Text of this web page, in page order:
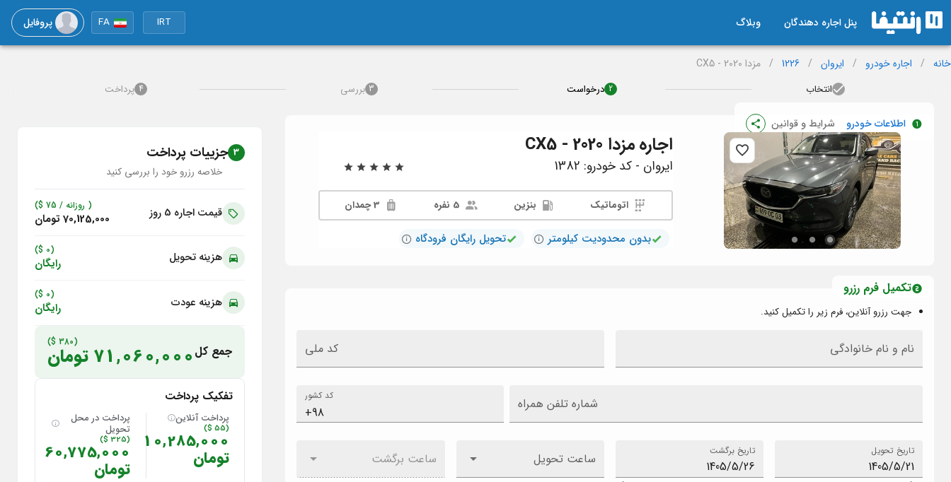
پنل اجاره دهندگان وبلاگ IRT
FA پروفایل
خانه / اجاره خودرو / ایروان /
1226
/ مزدا CX5 - 2020
انتخاب 2 درخواست 3 بررسی 4 پرداخت
اطلاعات خودرو شرایط و قوانین
اجارهمزدا CX5 - 2020
ایروان - کد خودرو: 1382
اتوماتیک بنزین
بدون محدودیت کیلومتر تحویل رایگان فرودگاه
تکمیل فرم رزرو
جهت رزرو آنلاین، فرم زیر را تکمیل کنید.
نام و نام خانوادگی کد ملی
کد کشور شماره تلفن همراه
تاریخ تحویل تاریخ برگشت ساعت تحویل ساعت برگشت
3 جزییات پرداخت
خلاصه رزرو خود را بررسی کنید
قیمت اجاره 5 روز ( روزانه / 75
$)
70,125,000 تومان
هزینه تحویل (0 $)
رایگان
هزینه عودت (0 $)
رایگان
جمع کل
(380 $)
71,060,000 تومان
تفکیک پرداخت
پرداخت آنلاین
(55 $)
10,285,000
تومان
پرداخت در محل
تحویل
(325 $)
60,775,000
تومان